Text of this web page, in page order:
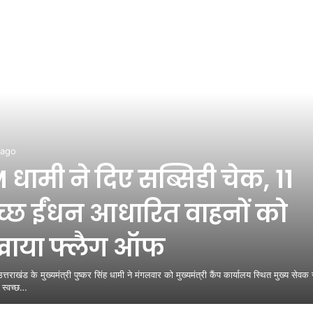
धामी ने दिए सब्सिडी चेक, 11
ईंधन आधारित वाहनों को
फ्लैग ऑफ
के मुख्यमंत्री पुष्कर सिंह धामी ने मंगलवार को मुख्यमंत्री कैंप कार्यालय स्थित मुख्य
स्वच्छ…